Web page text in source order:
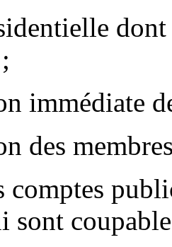
immédiate
des
comptes
sont